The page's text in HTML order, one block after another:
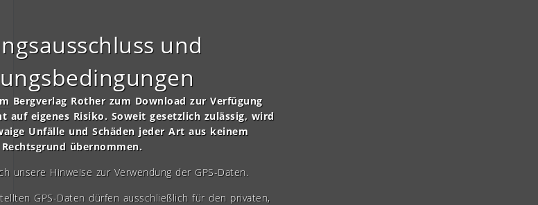
und
Bergverlag Rother zum Download zur Verfügung
auf eigenes Risiko. Soweit gesetzlich zulässig, wird
Unfälle und Schäden jeder Art aus keinem
Rechtsgrund übernommen.
unsere Hinweise zur Verwendung der GPS-Daten.
GPS-Daten dürfen ausschließlich für den privaten,